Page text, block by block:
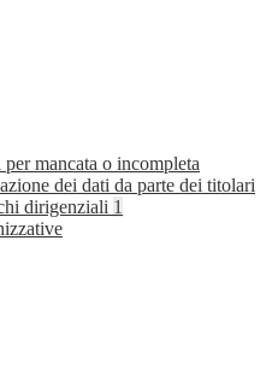
per mancata o incompleta
dei dati da parte dei titolari
dirigenziali 1